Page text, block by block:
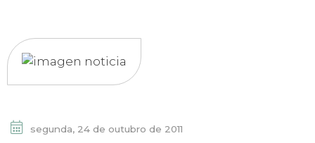
segunda, 24 de outubro de 2011